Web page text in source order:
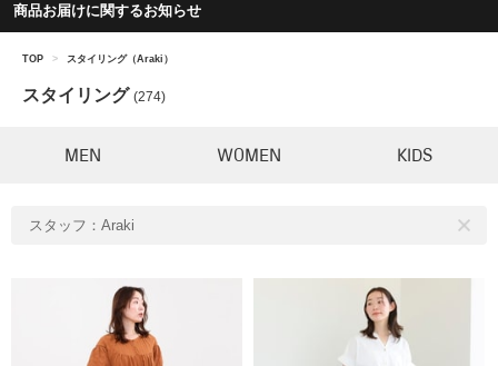
商品お届けに関するお知らせ
TOP > スタイリング（Araki）
スタイリング (274)
MEN WOMEN KIDS
スタッフ：Araki